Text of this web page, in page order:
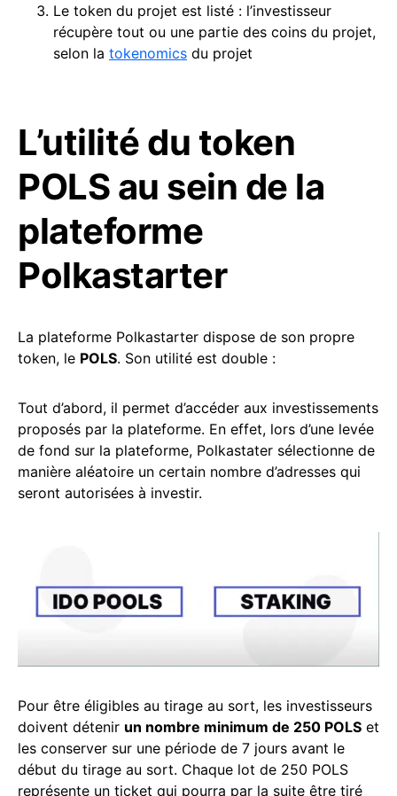
Le token du projet est listé : l’investisseur
récupère tout ou une partie des coins du projet,
selon la tokenomics du projet
L’utilité du token
POLS au sein de la
plateforme
Polkastarter
La plateforme Polkastarter dispose de son propre
token, le POLS. Son utilité est double :
Tout d’abord, il permet d’accéder aux investissements
proposés par la plateforme. En effet, lors d’une levée
de fond sur la plateforme, Polkastater sélectionne de
manière aléatoire un certain nombre d’adresses qui
seront autorisées à investir.
Pour être éligibles au tirage au sort, les investisseurs
doivent détenir un nombre minimum de 250 POLS et
les conserver sur une période de 7 jours avant le
début du tirage au sort. Chaque lot de 250 POLS
représente un ticket qui pourra par la suite être tiré